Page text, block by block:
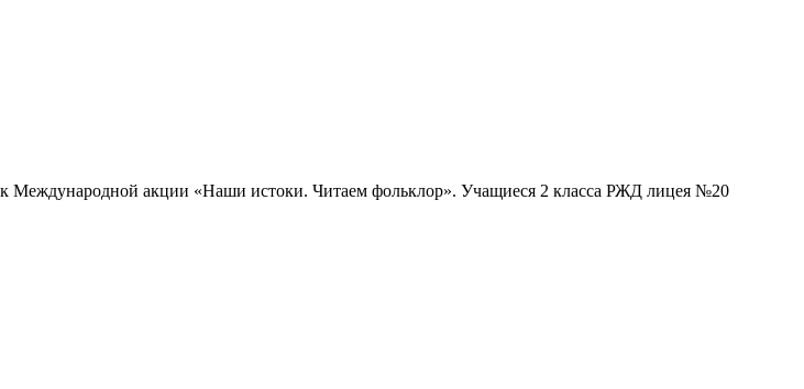
Международной акции «Наши истоки. Читаем фольклор». Учащиеся 2 класса РЖД лицея №20